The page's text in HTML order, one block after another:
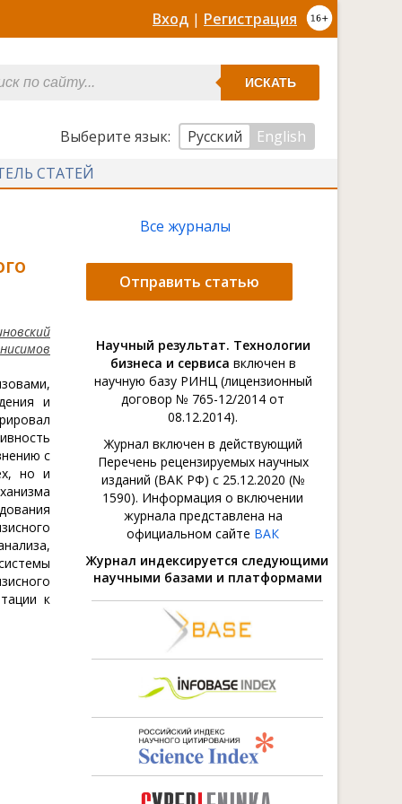
Вход | Регистрация
ИСКАТЬ
Выберите язык: Русский
English
СТАТЕЙ
и
с
но и
к
Все журналы
Отправить статью
Научный результат. Технологии
бизнеса и сервиса включен в
научную базу РИНЦ (лицензионный
договор № 765-12/2014 от
08.12.2014).
Журнал включен в действующий
Перечень рецензируемых научных
изданий (ВАК РФ) с 25.12.2020 (№
1590). Информация о включении
журнала представлена на
официальном сайте ВАК
Журнал индексируется следующими
научными базами и платформами